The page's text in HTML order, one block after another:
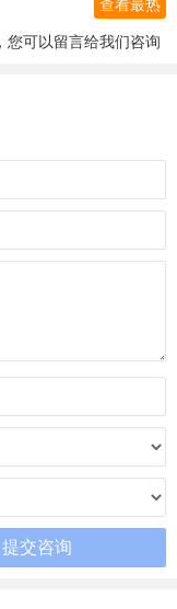
查看最热
您可以留言给我们咨询